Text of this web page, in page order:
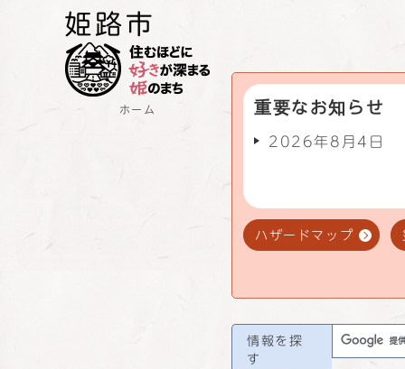
ホーム 重要なお知らせ
2026年8月4日
ハザードマップ
情報を探
す